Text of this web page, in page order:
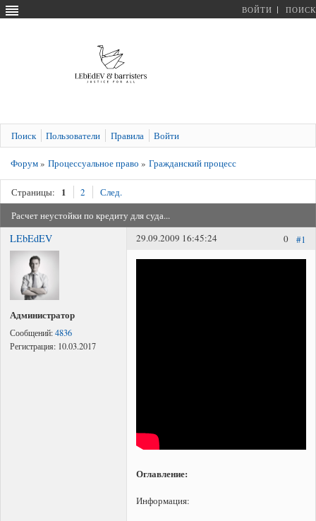
ВОЙТИ ПОИСК
Поиск Пользователи Правила Войти
Форум» Процессуальное право » Гражданский процесс
Страницы: 1 2
След.
Расчет неустойки по кредиту для суда...
LEbEdEV
Администратор
Сообщений:4836
Регистрация: 10.03.2017
#1
0
29.09.2009 16:45:24
Оглавление:
Информация: